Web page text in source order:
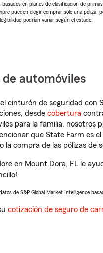
en planes de clasificación de
pueden elegir comprar solo una póliza,
podrían variar según el estado.
de automóviles
cinturón de seguridad con
desde cobertura
para la familia, nosotros
que State Farm es
la compra de las pólizas de
en Mount Dora, FL le
de S&P Global Market Intelligence
cotización de seguro de